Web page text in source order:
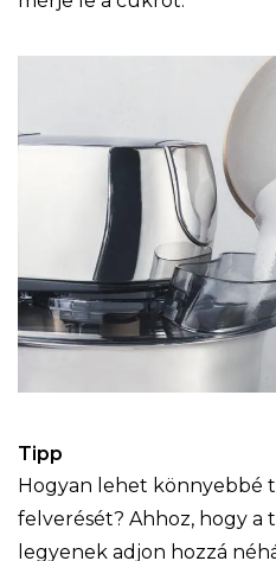
Tipp
Hogyan lehet könnyebbé
felverését? Ahhoz, hogy a
legyenek adjon hozzá